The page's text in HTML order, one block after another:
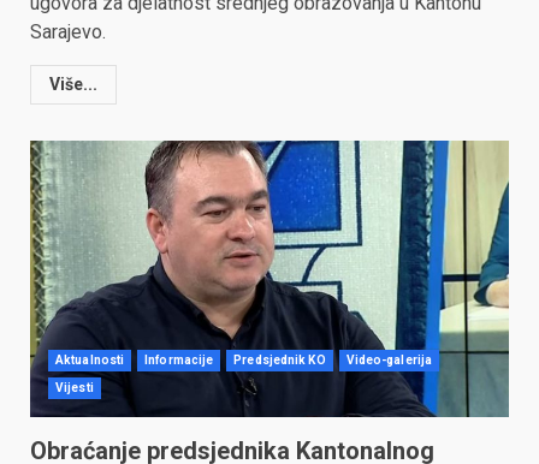
Sarajevo.
Više...
Aktualnosti Informacije Predsjednik KO Video-galerija
Vijesti
Obraćanje predsjednika Kantonalnog